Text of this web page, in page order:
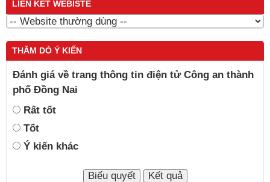
LIÊN KẾT WEBISTE
THĂM DÒ Ý KIẾN
Đánh giá về trang thông tin điện tử Công an thành
phố Đồng Nai
Rất tốt
Tốt
Ý kiến khác